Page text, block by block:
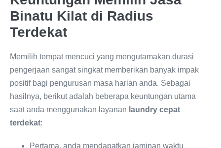
Binatu Kilat di Radius
Terdekat
Memilih tempat mencuci yang mengutamakan durasi
pengerjaan sangat singkat memberikan banyak impak
positif bagi pengurusan masa harian anda. Sebagai
hasilnya, berikut adalah beberapa keuntungan utama
saat anda menggunakan layanan laundry cepat
terdekat:
Pertama, anda mendapatkan jaminan waktu